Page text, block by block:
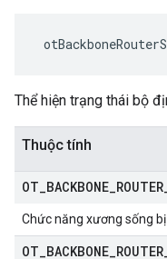
Thể hiện trạng thái bộ
Thuộc tính
OT BACKBONE ROUTER
Chức năng xương sống bị
OT BACKBONE ROUTER